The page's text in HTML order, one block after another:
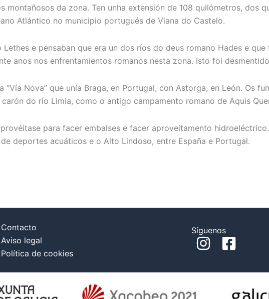
da zona. Ten unha extensión de 108 quilómetros, dos
Atlántico no municipio portugués de Viana do Castelo.
e pensaban que era un dos ríos do deus romano Hades e
anos nos enfrentamientos romanos nesta zona. Isto foi
Nova” que unía Braga, en Portugal, con Astorga, en León. Os
do río Limia, como o antigo campamento romano de Aquis
para facer embalses e facer aproveitamento
deportes acuáticos e o Alto Lindoso, entre España e Portugal.
Contacto
Aviso legal
Política de cookies
Síguenos
I
n
s
F
a
c